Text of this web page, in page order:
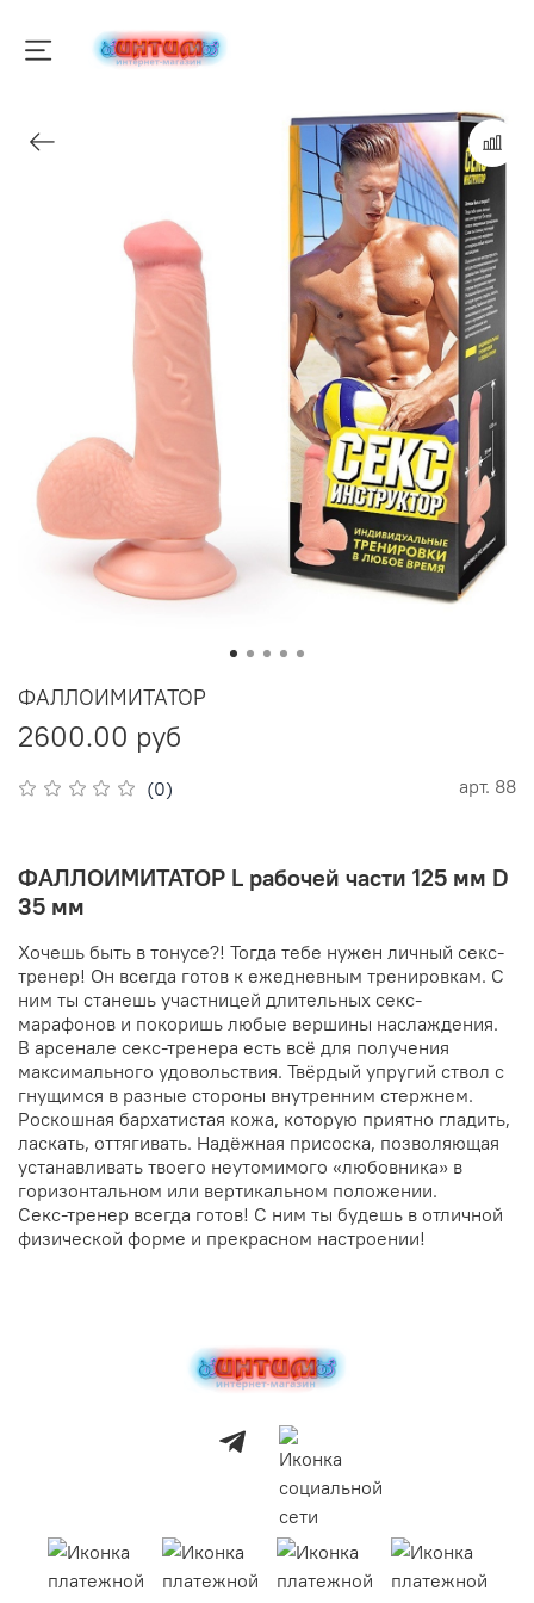
(0) арт. 88
ФАЛЛОИМИТАТОР
2600.00 руб
ФАЛЛОИМИТАТОР L рабочей части 125 мм D
35 мм
Хочешь быть в тонусе?! Тогда тебе нужен личный секс-
тренер! Он всегда готов к ежедневным тренировкам. С
ним ты станешь участницей длительных секс-
марафонов и покоришь любые вершины наслаждения.
В арсенале секс-тренера есть всё для получения
максимального удовольствия. Твёрдый упругий ствол с
гнущимся в разные стороны внутренним стержнем.
Роскошная бархатистая кожа, которую приятно гладить,
ласкать, оттягивать. Надёжная присоска, позволяющая
устанавливать твоего неутомимого «любовника» в
горизонтальном или вертикальном положении.
Секс-тренер всегда готов! С ним ты будешь в отличной
физической форме и прекрасном настроении!